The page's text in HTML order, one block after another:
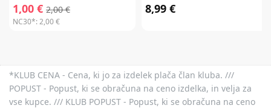
1,00 € 2,00 €
NC30*:2,00 €
8,99 €
*KLUB CENA - Cena, ki jo za izdelek plača član kluba. ///
POPUST - Popust, ki se obračuna na ceno izdelka, in velja za
vse kupce. /// KLUB POPUST - Popust, ki se obračuna na ceno